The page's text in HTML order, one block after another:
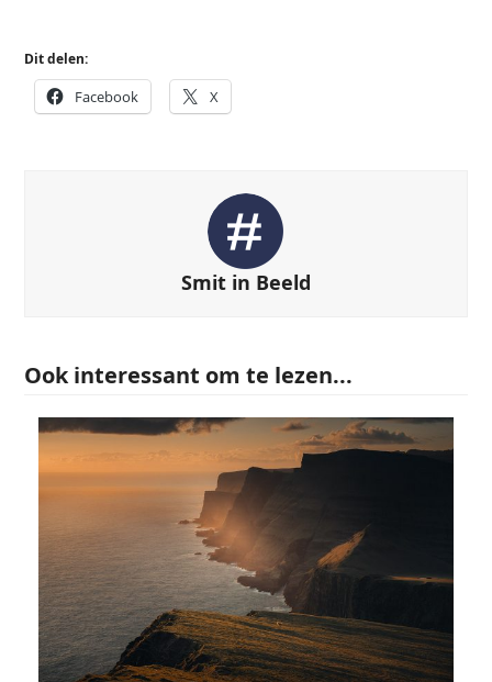
Dit delen:
Facebook X
Smit in Beeld
Ook interessant om te lezen...